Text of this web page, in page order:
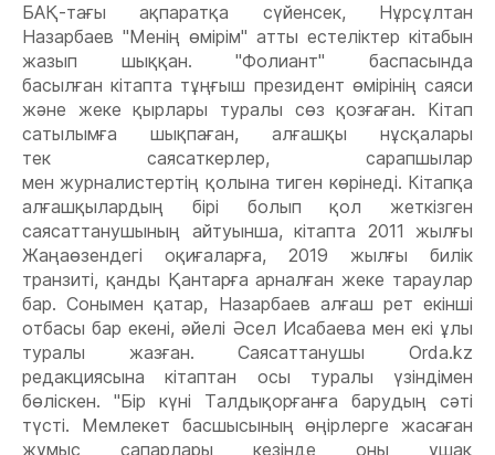
БАҚ-тағы ақпаратқа сүйенсек, Нұрсұлтан
Назарбаев "Менің өмірім" атты естеліктер кітабын
жазып шыққан. "Фолиант" баспасында
басылған кітапта тұңғыш президент өмірінің саяси
және жеке қырлары туралы сөз қозғаған. Кітап
сатылымға шықпаған, алғашқы нұсқалары
тек саясаткерлер, сарапшылар
мен журналистертің қолына тиген көрінеді. Кітапқа
алғашқылардың бірі болып қол жеткізген
саясаттанушының айтуынша, кітапта 2011 жылғы
Жаңаөзендегі оқиғаларға, 2019 жылғы билік
транзиті, қанды Қантарға арналған жеке тараулар
бар. Сонымен қатар, Назарбаев алғаш рет екінші
отбасы бар екені, әйелі Әсел Исабаева мен екі ұлы
туралы жазған. Саясаттанушы Orda.kz
редакциясына кітаптан осы туралы үзіндімен
бөліскен. "Бір күні Талдықорғанға барудың сәті
түсті. Мемлекет басшысының өңірлерге жасаған
жұмыс сапарлары кезінде оны ұшақ